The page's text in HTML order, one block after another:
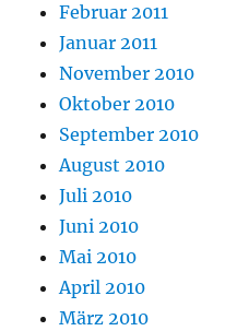
Februar 2011
Januar 2011
November 2010
Oktober 2010
September 2010
August 2010
Juli 2010
Juni 2010
Mai 2010
April 2010
März 2010